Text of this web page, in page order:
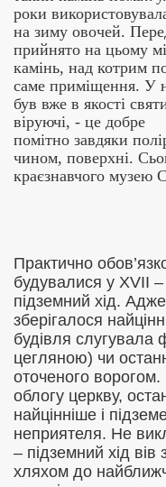
роки
на зиму овочей.
прийнято на цьому
камінь, над котрим
саме приміщення. У
був вже в якості
віруючі, - це добре
помітно завдяки
чином, поверхні.
краєзнавчого музею
Практично
будувалися у XVII –
підземний хід.
зберігалося
будівля
цегляною) чи
оточеного
облогу церкву,
найцінніше і
неприятеля. Не
– підземний хід
хляхом до